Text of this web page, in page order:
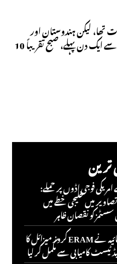
تھا، لیکن ہندوستان اور
پاکستان کے درمیان بڑھتے ہوئے تناؤ کی وجہ سے اسے جموں و کشمیر میں تعینات کیا گیا تھا، جہاں وہ مارا گیا۔ اپنی موت سے ایک دن پہلے، صبح تقریباً 10
فوجی اڈوں پر حملے:
میں خلیجی خطے میں
سسٹمز کو نقصان ظاہر
امریکی فضائیہ نے ERAM کروز میزائل کا
ٹیسٹ کامیابی سے مکمل کر لیا